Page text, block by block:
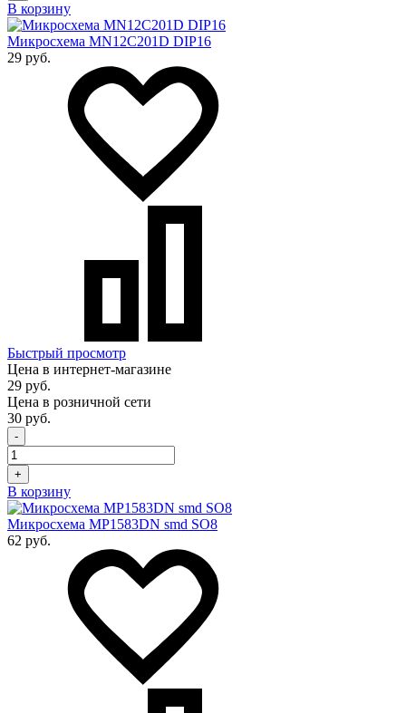
В корзину
Микросхема MN12C201D DIP16
29 руб.
Быстрый просмотр
Цена в интернет-магазине
29 руб.
Цена в розничной сети
30 руб.
-
+
В корзину
Микросхема MP1583DN smd SO8
62 руб.